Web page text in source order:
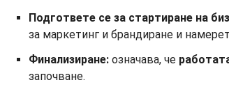
Подгответе се за стартиране на
за маркетинг и брандиране и
Финализиране: означава, че
започване.